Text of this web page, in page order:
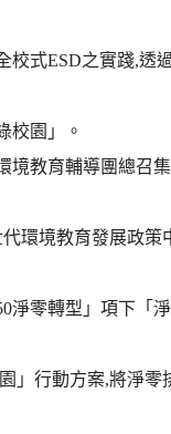
校式ESD之實踐,透
校園」。
境教育輔導團總召
環境教育發展政策
淨零轉型」項下「
」行動方案,將淨零